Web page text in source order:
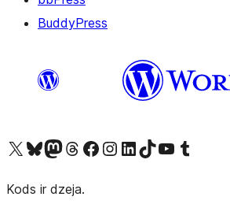
BuddyPress
Apmeklējiet mūsu X (agrāk Twitter) kontu
Apmeklējiet mūsu Bluesky kontu
Apmeklējiet mūsu Mastodon kontu
Apmeklējiet mūsu Threads kontu
Apmeklējiet mūsu Facebook lapuApmeklējiet mūsu Instagram kontu
Apmeklējiet mūsu LinkedIn kontu
Apmeklējiet mūsu TikTok kontu
Apmeklējiet mūsu YouTube kanālu
Apmeklējiet mūsu Tumblr kontu
Kods ir dzeja.